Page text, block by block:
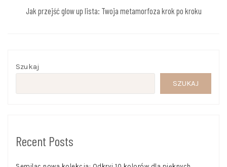
Jak przejść glow up lista: Twoja metamorfoza krok po kroku
Szukaj
SZUKAJ
Recent Posts